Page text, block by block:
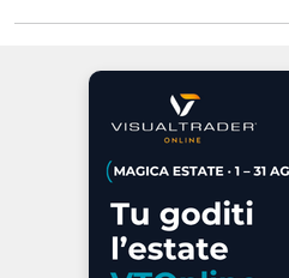
Via
P.IVA 02
Chi